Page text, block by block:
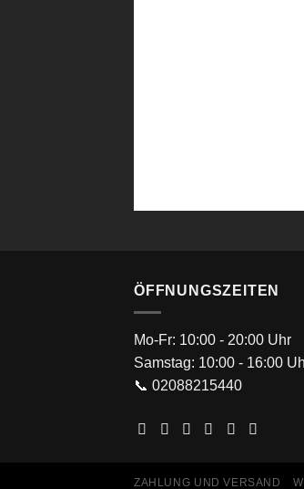
ÖFFNUNGSZEITEN
Mo-Fr: 10:00 - 20:00 Uhr
Samstag: 10:00 - 16:00
📞 02088215440
ZAHLUNG UND VERSAND